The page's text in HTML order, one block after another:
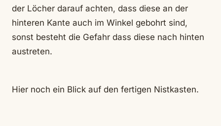
der Löcher darauf achten, dass diese an der
hinteren Kante auch im Winkel gebohrt sind,
sonst besteht die Gefahr dass diese nach hinten
austreten.
Hier noch ein Blick auf den fertigen Nistkasten.